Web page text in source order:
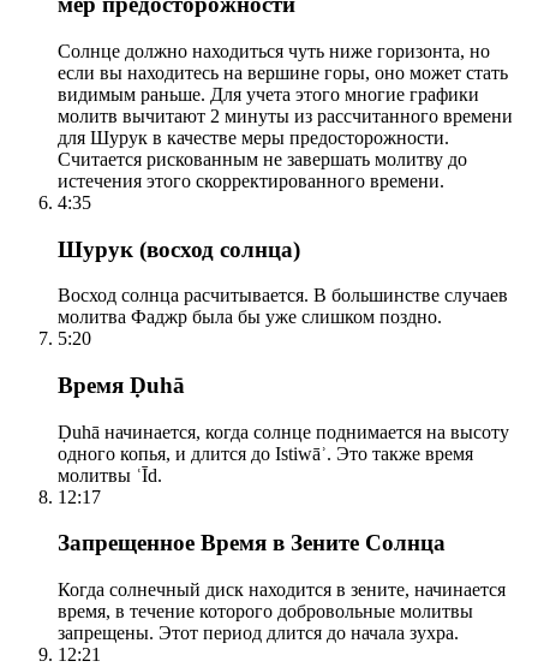
Солнце должно находиться чуть ниже горизонта, но
если вы находитесь на вершине горы, оно может стать
видимым раньше. Для учета этого многие графики
молитв вычитают 2 минуты из рассчитанного времени
для Шурук в качестве меры предосторожности.
Считается рискованным не завершать молитву до
истечения этого скорректированного времени.
4:35
Шурук (восход солнца)
Восход солнца расчитывается. В большинстве случаев
молитва Фаджр была бы уже слишком поздно.
5:20
Время Ḍuhā
Ḍuhā начинается, когда солнце поднимается на высоту
одного копья, и длится до Istiwāʾ. Это также время
молитвы ʿĪd.
12:17
Запрещенное Время в Зените Солнца
Когда солнечный диск находится в зените, начинается
время, в течение которого добровольные молитвы
запрещены. Этот период длится до начала зухра.
12:21